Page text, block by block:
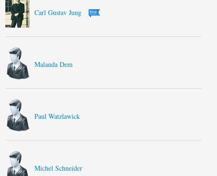
Carl Gustav Jung
Malanda Dem
Paul Watzlawick
Michel Schneider